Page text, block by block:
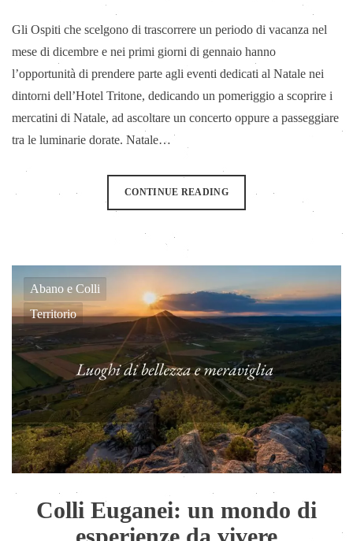
Gli Ospiti che scelgono di trascorrere un periodo di vacanza nel
mese di dicembre e nei primi giorni di gennaio hanno
l’opportunità di prendere parte agli eventi dedicati al Natale nei
dintorni dell’Hotel Tritone, dedicando un pomeriggio a scoprire i
mercatini di Natale, ad ascoltare un concerto oppure a passeggiare
tra le luminarie dorate. Natale…
CONTINUE READING
Abano e Colli
Territorio
Colli Euganei: un mondo di